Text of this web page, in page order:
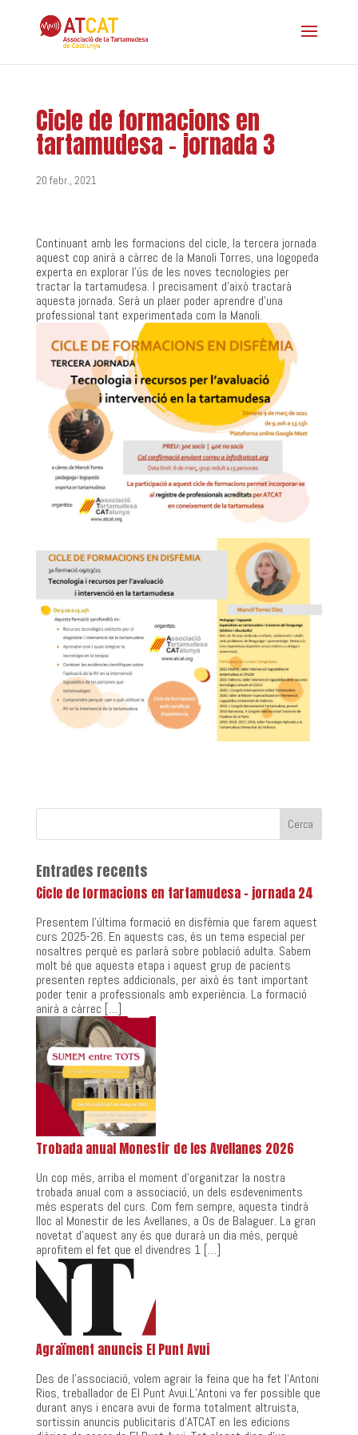
Cicle de formacions en
tartamudesa – jornada 3
20 febr., 2021
Continuant amb les formacions del cicle, la tercera jornada
aquest cop anirà a càrrec de la Manoli Torres, una logopeda
experta en explorar l’ús de les noves tecnologies per
tractar la tartamudesa. I precisament d’això tractarà
aquesta jornada. Serà un plaer poder aprendre d’una
professional tant experimentada com la Manoli.
Entrades recents
Cicle de formacions en tartamudesa – jornada 24
Presentem l’última formació en disfèmia que farem aquest
curs 2025-26. En aquests cas, és un tema especial per
nosaltres perquè es parlarà sobre població adulta. Sabem
molt bé que aquesta etapa i aquest grup de pacients
presenten reptes addicionals, per això és tant important
poder tenir a professionals amb experiència. La formació
anirà a càrrec […]
Trobada anual Monestir de les Avellanes 2026
Un cop més, arriba el moment d’organitzar la nostra
trobada anual com a associació, un dels esdeveniments
més esperats del curs. Com fem sempre, aquesta tindrà
lloc al Monestir de les Avellanes, a Os de Balaguer. La gran
novetat d’aquest any és que durarà un dia més, perquè
aprofitem el fet que el divendres 1 […]
Agraïment anuncis El Punt Avui
Des de l’associació, volem agrair la feina que ha fet l’Antoni
Rios, treballador de El Punt Avui.L’Antoni va fer possible que
durant anys i encara avui de forma totalment altruista,
sortissin anuncis publicitaris d’ATCAT en les edicions